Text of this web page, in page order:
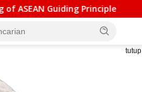
for Effective Social Forestry
tutup